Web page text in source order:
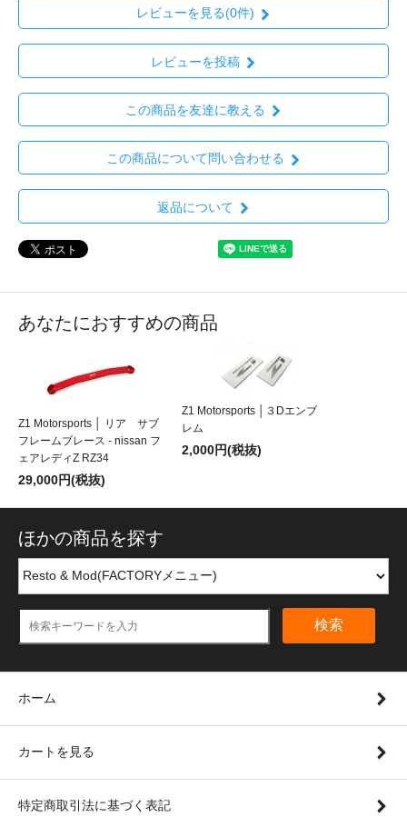
レビューを見る(0件)
レビューを投稿
この商品を友達に教える
この商品について問い合わせる
返品について
あなたにおすすめの商品
Z1 Motorsports │ リア サブ
フレームブレース - nissan フ
ェアレディZ RZ34
29,000円(税抜)
Z1 Motorsports │３Dエンブ
レム
2,000円(税抜)
ほかの商品を探す
検索
ホーム
カートを見る
特定商取引法に基づく表記